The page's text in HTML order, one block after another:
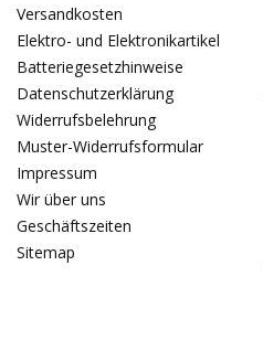
Versandkosten
Elektro- und Elektronikartikel
Batteriegesetzhinweise
Datenschutzerklärung
Widerrufsbelehrung
Muster-Widerrufsformular
Impressum
Wir über uns
Geschäftszeiten
Sitemap